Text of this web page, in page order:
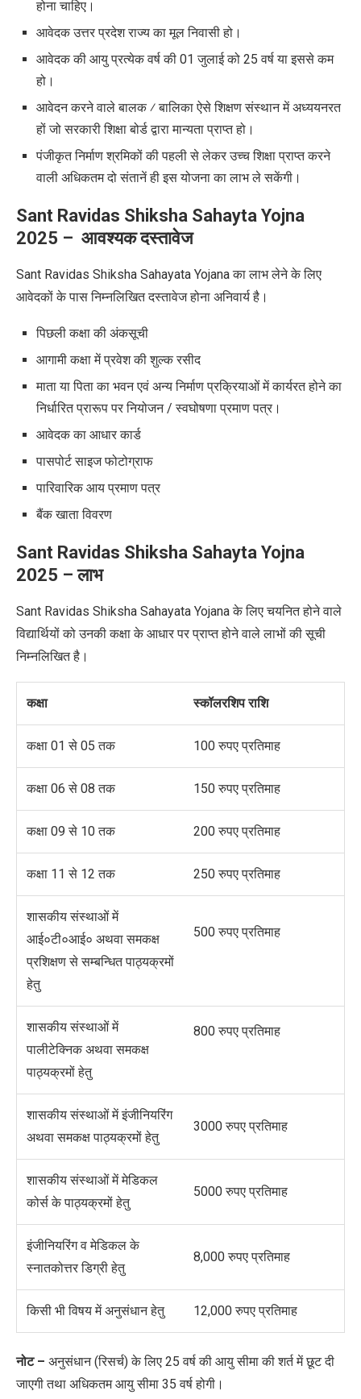
होना चाहिए।
आवेदक उत्तर प्रदेश राज्य का मूल निवासी हो।
आवेदक की आयु प्रत्येक वर्ष की 01 जुलाई को 25 वर्ष या इससे कम
हो।
आवेदन करने वाले बालक ⁄ बालिका ऐसे शिक्षण संस्थान में अध्ययनरत
हों जो सरकारी शिक्षा बोर्ड द्वारा मान्यता प्राप्त हो।
पंजीकृत निर्माण श्रमिकों की पहली से लेकर उच्च शिक्षा प्राप्त करने
वाली अधिकतम दो संतानें ही इस योजना का लाभ ले सकेंगी।
Sant Ravidas Shiksha Sahayta Yojna
2025 – आवश्यक दस्तावेज
Sant Ravidas Shiksha Sahayata Yojana का लाभ लेने के लिए
आवेदकों के पास निम्नलिखित दस्तावेज होना अनिवार्य है।
पिछली कक्षा की अंकसूची
आगामी कक्षा में प्रवेश की शुल्क रसीद
माता या पिता का भवन एवं अन्य निर्माण प्रक्रियाओं में कार्यरत होने का
निर्धारित प्रारूप पर नियोजन / स्वघोषणा प्रमाण पत्र।
आवेदक का आधार कार्ड
पासपोर्ट साइज फोटोग्राफ
पारिवारिक आय प्रमाण पत्र
बैंक खाता विवरण
Sant Ravidas Shiksha Sahayta Yojna
2025 –लाभ
Sant Ravidas Shiksha Sahayata Yojana के लिए चयनित होने वाले
विद्यार्थियों को उनकी कक्षा के आधार पर प्राप्त होने वाले लाभों की सूची
निम्नलिखित है।
कक्षा स्कॉलरशिप राशि
कक्षा 01 से 05 तक 100 रुपए प्रतिमाह
कक्षा 06 से 08 तक 150 रुपए प्रतिमाह
कक्षा 09 से 10 तक 200 रुपए प्रतिमाह
कक्षा 11 से 12 तक 250 रुपए प्रतिमाह
शासकीय संस्थाओं में
आई०टी०आई० अथवा समकक्ष
प्रशिक्षण से सम्बन्धित पाठ्यक्रमों
हेतु
500 रुपए प्रतिमाह
शासकीय संस्थाओं में
पालीटेक्निक अथवा समकक्ष
पाठ्यक्रमों हेतु
800 रुपए प्रतिमाह
शासकीय संस्थाओं में इंजीनियरिंग
अथवा समकक्ष पाठ्यक्रमों हेतु
3000 रुपए प्रतिमाह
शासकीय संस्थाओं में मेडिकल
कोर्स के पाठ्यक्रमों हेतु
5000 रुपए प्रतिमाह
इंजीनियरिंग व मेडिकल के
स्नातकोत्तर डिग्री हेतु
8,000 रुपए प्रतिमाह
किसी भी विषय में अनुसंधान हेतु 12,000 रुपए प्रतिमाह
नोट – अनुसंधान (रिसर्च) के लिए 25 वर्ष की आयु सीमा की शर्त में छूट दी
जाएगी तथा अधिकतम आयु सीमा 35 वर्ष होगी।